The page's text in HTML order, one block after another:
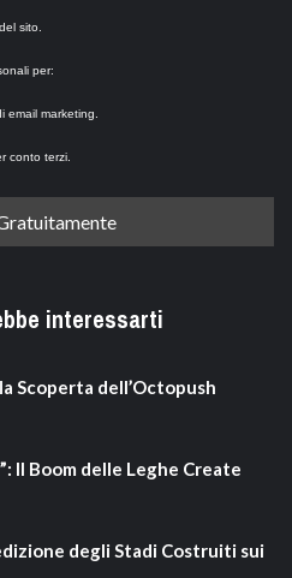
del sito.
per:
email marketing.
conto terzi.
interessarti
Scoperta dell’Octopush
Il Boom delle Leghe Create
degli Stadi Costruiti sui